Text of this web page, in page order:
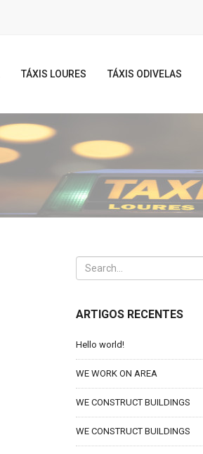
TÁXIS LOURES TÁXIS ODIVELAS
ARTIGOS RECENTES
Hello world!
WE WORK ON AREA
WE CONSTRUCT BUILDINGS
WE CONSTRUCT BUILDINGS